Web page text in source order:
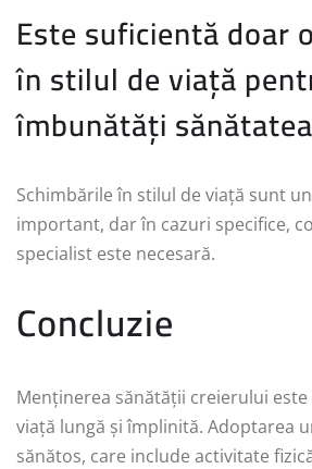
Este suficientă doar
în stilul de viață
îmbunătăți
Schimbările în stilul de viață sunt
important, dar în cazuri specifice,
specialist este necesară.
Concluzie
Menținerea sănătății creierului
viață lungă și împlinită. Adoptarea
sănătos, care include activitate